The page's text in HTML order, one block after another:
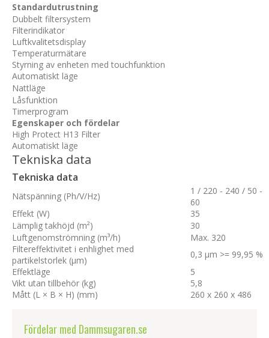
Standardutrustning
Dubbelt filtersystem
Filterindikator
Luftkvalitetsdisplay
Temperaturmätare
Styrning av enheten med touchfunktion
Automatiskt läge
Nattläge
Låsfunktion
Timerprogram
Egenskaper och fördelar
High Protect H13 Filter
Automatiskt läge
Tekniska data
Tekniska data
Nätspänning (Ph/V/Hz)
1 / 220 - 240 / 50 -
60
Effekt (W)
35
Lämplig takhöjd (m²)
30
Luftgenomströmning (m³/h)
Max. 320
Filtereffektivitet i enhlighet med
partikelstorlek (µm)
0,3 µm >= 99,95 %
Effektläge
5
Vikt utan tillbehör (kg)
5,8
Mått (L × B × H) (mm)
260 x 260 x 486
Fördelar med Dammsugaren.se